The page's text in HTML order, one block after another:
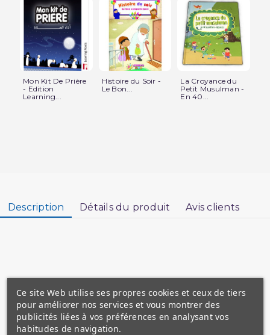
Mon Kit De Prière
- Edition
Learning...
Histoire du Soir -
Le Bon...
La Croyance du
Petit Musulman -
En 40...
Description Détails du produit Avis clients
Cet ouvrage a été réalisé selon les références
suivantes
Ce site Web utilise ses propres cookies et ceux de tiers
pour améliorer nos services et vous montrer des
publicités liées à vos préférences en analysant vos
habitudes de navigation.